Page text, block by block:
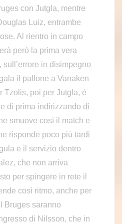
con Jutgla, mentre
Luiz, entrambe
Al rientro in campo
però la prima vera
in disimpegno
il pallone a Vanaken
Tzolis, poi per Jutgla, è
di prima indirizzando di
smuove così il match e
risponde poco più tardi
e il servizio dentro
che non arriva
per spingere in rete il
così ritmo, anche per
Bruges saranno
di Nilsson, che in